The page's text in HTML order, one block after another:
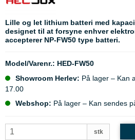
Lille og let lithium batteri med
designet til at forsyne enhver
accepterer NP-FW50 type batteri.
Model/Varenr.: HED-FW50
Showroom Herlev: På lager – Kan
17.00
Webshop: På lager – Kan sendes
stk